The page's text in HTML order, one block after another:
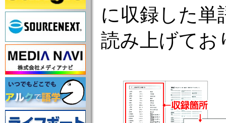
に収録した
読み上げてお